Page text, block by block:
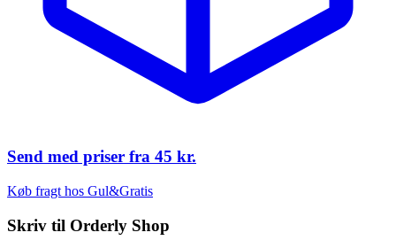
Send med priser fra 45 kr.
Køb fragt hos Gul&Gratis
Skriv til Orderly Shop